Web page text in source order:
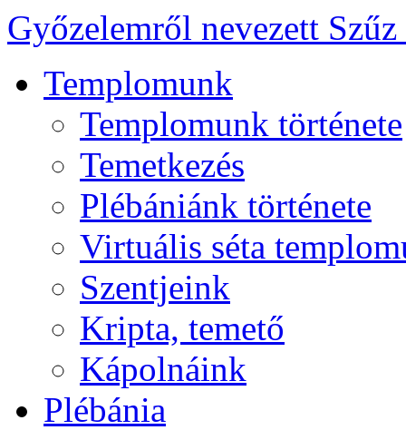
Győzelemről nevezett
Templomunk
Templomunk története
Temetkezés
Plébániánk története
Virtuális séta
Szentjeink
Kripta, temető
Kápolnáink
Plébánia